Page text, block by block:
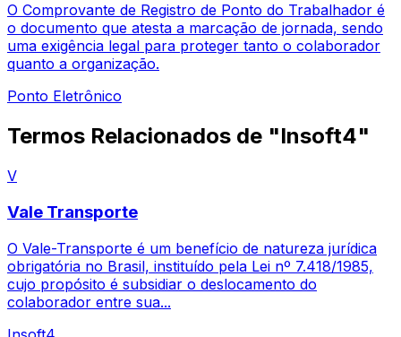
O Comprovante de Registro de Ponto do Trabalhador é
o documento que atesta a marcação de jornada, sendo
uma exigência legal para proteger tanto o colaborador
quanto a organização.
Ponto Eletrônico
Termos Relacionados de "Insoft4"
V
Vale Transporte
O Vale-Transporte é um benefício de natureza jurídica
obrigatória no Brasil, instituído pela Lei nº 7.418/1985,
cujo propósito é subsidiar o deslocamento do
colaborador entre sua...